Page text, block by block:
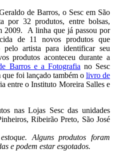
de Barros, o Sesc em São
por 32 produtos, entre bolsas,
2009. A linha que já passou por
de 11 novos produtos que
pelo artista para identificar seu
produtos aconteceu durante a
Barros e a Fotografia no Sesc
foi lançado também o livro de
entre o Instituto Moreira Salles e
nas Lojas Sesc das unidades
Ribeirão Preto, São José
Alguns produtos foram
e podem estar esgotados.